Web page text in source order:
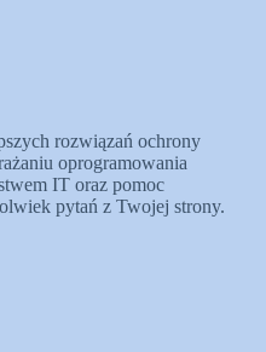
rozwiązań ochrony
oprogramowania
IT oraz pomoc
pytań z Twojej strony.